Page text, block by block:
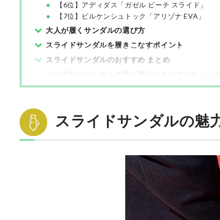
【6位】アディダス「ガゼル ビーチ スライド」
【7位】ビルケンシュトック「アリゾナ EVA」
大人が履くサンダルの選び方
スライドサンダルを履きこなすポイント
スライドサンダルのおすすめ まとめ
スライドサンダルの魅